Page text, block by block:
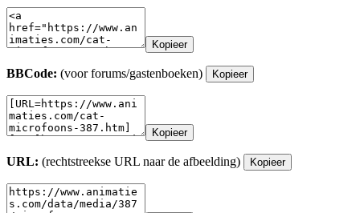
Kopieer
BBCode: (voor forums/gastenboeken) Kopieer
Kopieer
URL: (rechtstreekse URL naar de afbeelding) Kopieer